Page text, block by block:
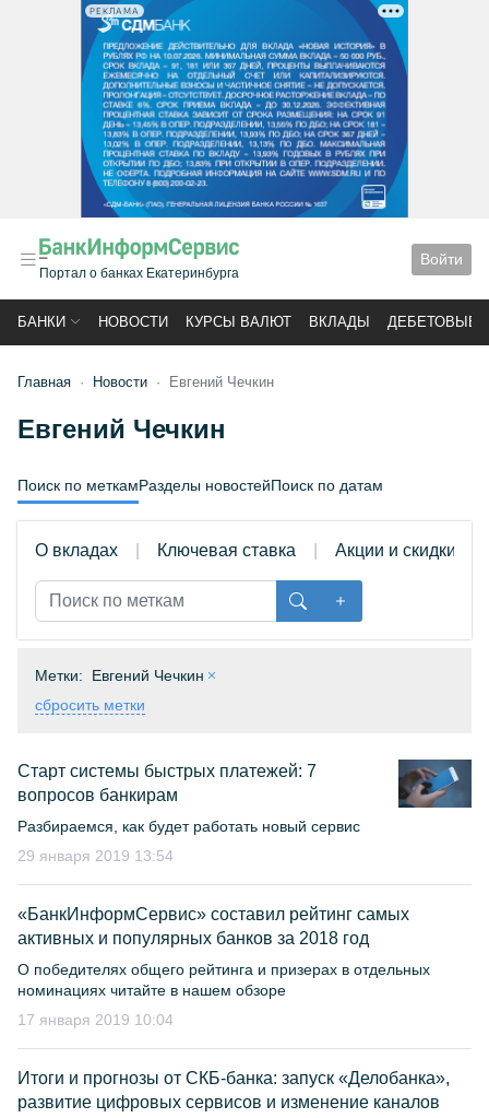
РЕКЛАМА
Портал о банках Екатеринбурга
Войти
БАНКИ НОВОСТИ КУРСЫ ВАЛЮТ ВКЛАДЫ ДЕБЕТОВЫЕ
Главная Новости Евгений Чечкин
Евгений Чечкин
Поиск по меткамРазделы новостейПоиск по датам
О вкладах Ключевая ставка Акции и скидки
Метки:
Евгений Чечкин
сбросить метки
Старт системы быстрых платежей: 7
вопросов банкирам
Разбираемся, как будет работать новый сервис
29 января 2019 13:54
«БанкИнформСервис» составил рейтинг самых
активных и популярных банков за 2018 год
О победителях общего рейтинга и призерах в отдельных
номинациях читайте в нашем обзоре
17 января 2019 10:04
Итоги и прогнозы от СКБ-банка: запуск «Делобанка»,
развитие цифровых сервисов и изменение каналов